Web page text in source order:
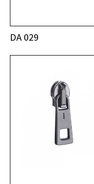
DA 029